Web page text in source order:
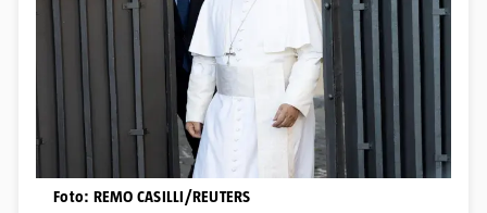
Foto: REMO CASILLI/REUTERS